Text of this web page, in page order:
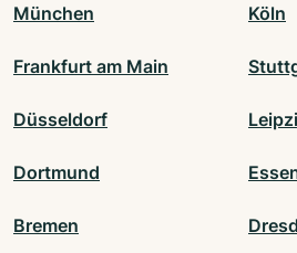
München Köln
Frankfurt am Main
Düsseldorf
Dortmund
Bremen